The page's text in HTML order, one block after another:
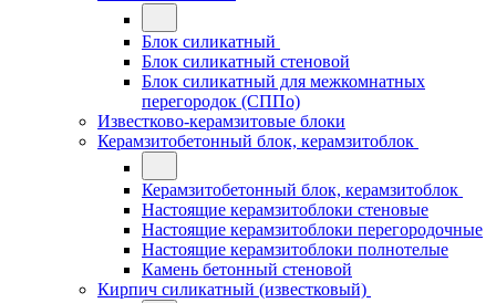
Блок силикатный
Блок силикатный стеновой
Блок силикатный для межкомнатных
перегородок (СППо)
Известково-керамзитовые блоки
Керамзитобетонный блок, керамзитоблок
Керамзитобетонный блок, керамзитоблок
Настоящие керамзитоблоки стеновые
Настоящие керамзитоблоки перегородочные
Настоящие керамзитоблоки полнотелые
Камень бетонный стеновой
Кирпич силикатный (известковый)